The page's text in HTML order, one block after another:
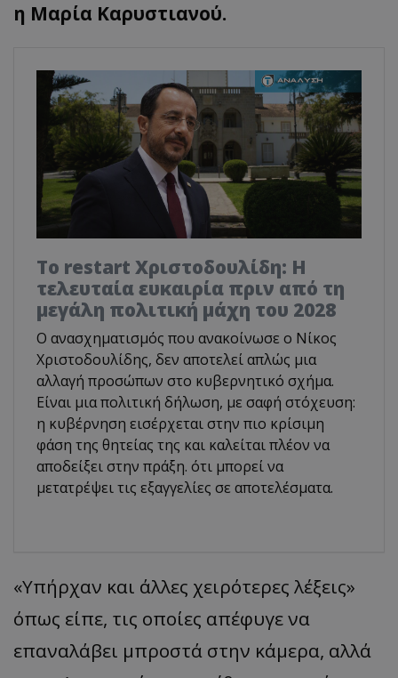
η Μαρία Καρυστιανού.
Το restart Χριστοδουλίδη: Η
τελευταία ευκαιρία πριν από τη
μεγάλη πολιτική μάχη του 2028
Ο ανασχηματισμός που ανακοίνωσε ο Νίκος
Χριστοδουλίδης, δεν αποτελεί απλώς μια
αλλαγή προσώπων στο κυβερνητικό σχήμα.
Είναι μια πολιτική δήλωση, με σαφή στόχευση:
η κυβέρνηση εισέρχεται στην πιο κρίσιμη
φάση της θητείας της και καλείται πλέον να
αποδείξει στην πράξη. ότι μπορεί να
μετατρέψει τις εξαγγελίες σε αποτελέσματα.
«Υπήρχαν και άλλες χειρότερες λέξεις»
όπως είπε, τις οποίες απέφυγε να
επαναλάβει μπροστά στην κάμερα, αλλά